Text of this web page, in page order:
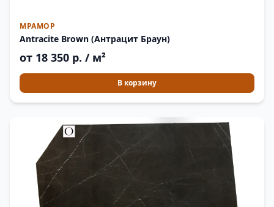
МРАМОР
Antracite Brown (Антрацит Браун)
от 18 350 р. / м²
В корзину